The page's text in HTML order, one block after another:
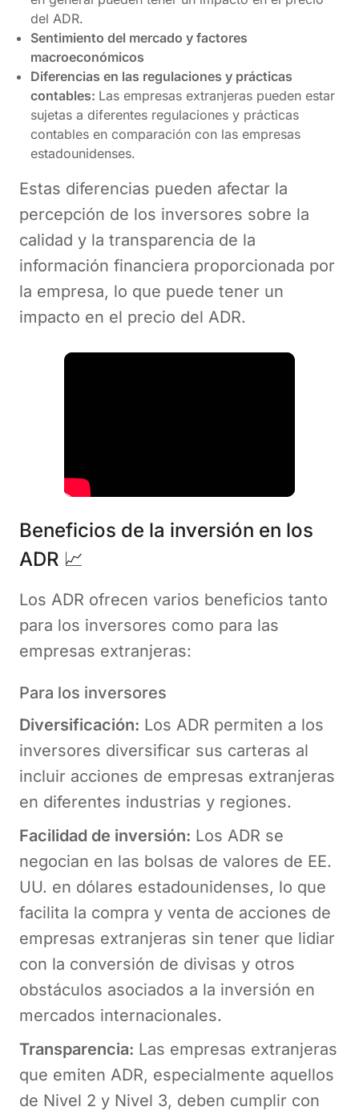
del ADR.
Sentimiento del mercado y factores
macroeconómicos
Diferencias en las regulaciones y prácticas
contables: Las empresas extranjeras pueden estar
sujetas a diferentes regulaciones y prácticas
contables en comparación con las empresas
estadounidenses.
Estas diferencias pueden afectar la
percepción de los inversores sobre la
calidad y la transparencia de la
información financiera proporcionada por
la empresa, lo que puede tener un
impacto en el precio del ADR.
Beneficios de la inversión en los
ADR 📈
Los ADR ofrecen varios beneficios tanto
para los inversores como para las
empresas extranjeras:
Para los inversores
Diversificación: Los ADR permiten a los
inversores diversificar sus carteras al
incluir acciones de empresas extranjeras
en diferentes industrias y regiones.
Facilidad de inversión: Los ADR se
negocian en las bolsas de valores de EE.
UU. en dólares estadounidenses, lo que
facilita la compra y venta de acciones de
empresas extranjeras sin tener que lidiar
con la conversión de divisas y otros
obstáculos asociados a la inversión en
mercados internacionales.
Transparencia: Las empresas extranjeras
que emiten ADR, especialmente aquellos
de Nivel 2 y Nivel 3, deben cumplir con